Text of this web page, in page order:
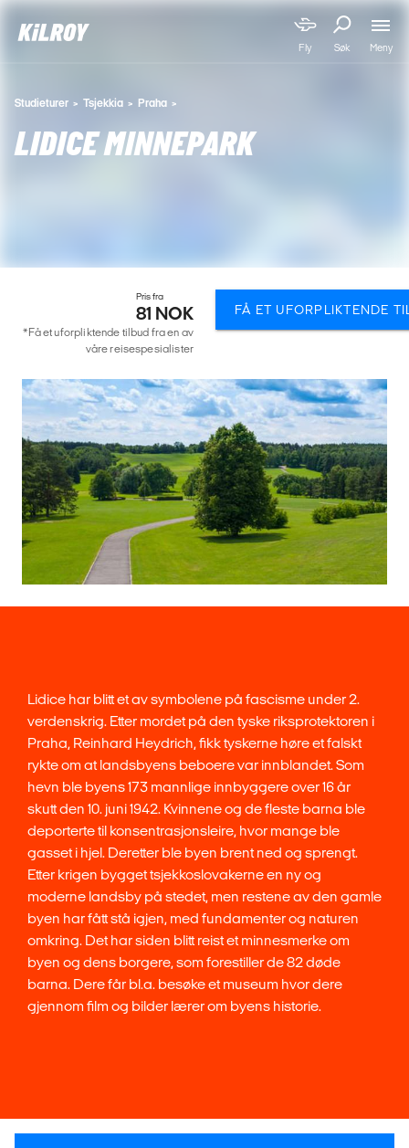
Fly Søk Meny
Studieturer Tsjekkia Praha
LIDICE MINNEPARK
Lidice har blitt et av symbolene på fascisme under 2.
verdenskrig. Etter mordet på den tyske riksprotektoren i
Praha, Reinhard Heydrich, fikk tyskerne høre et falskt
rykte om at landsbyens beboere var innblandet. Som
hevn ble byens 173 mannlige innbyggere over 16 år
skutt den 10. juni 1942. Kvinnene og de fleste barna ble
deporterte til konsentrasjonsleire, hvor mange ble
gasset i hjel. Deretter ble byen brent ned og sprengt.
Etter krigen bygget tsjekkoslovakerne en ny og
moderne landsby på stedet, men restene av den gamle
byen har fått stå igjen, med fundamenter og naturen
omkring. Det har siden blitt reist et minnesmerke om
byen og dens borgere, som forestiller de 82 døde
barna. Dere får bl.a. besøke et museum hvor dere
gjennom film og bilder lærer om byens historie.
Pris fra
81 NOK
*Få et uforpliktende tilbud fra en av
våre reisespesialister
FÅ ET UFORPLIKTENDE